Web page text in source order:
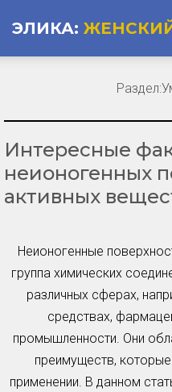
ЭЛИКА:
Интересные
неионогенных
активных
Неионогенные
группа химических
различных сферах,
средствах,
промышленности. Они
преимуществ,
применении. В данном
Раздел: